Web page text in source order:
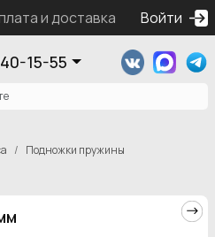
и доставка Контакты
Войти
15-55
Подножки пружины